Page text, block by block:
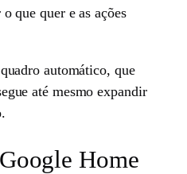
que quer e as ações
automático, que
até mesmo expandir
Home